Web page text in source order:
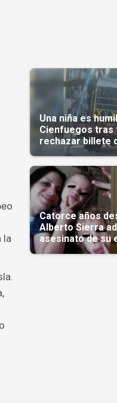
la
Una niña es
Cienfuegos tras
rechazar billete
pesos
Catorce años
Alberto Sierra
asesinato de su
hijas; crimen